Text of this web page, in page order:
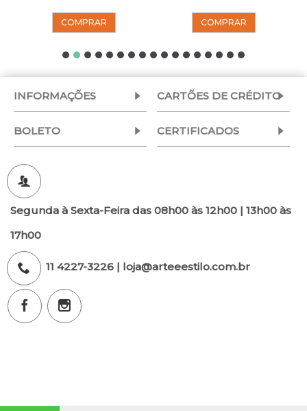
COMPRAR COMPRAR
INFORMAÇÕES CARTÕES DE CRÉDITO
BOLETO CERTIFICADOS
Segunda à Sexta-Feira das 08h00 às 12h00 | 13h00 às
17h00
11 4227-3226 | loja@arteeestilo.com.br